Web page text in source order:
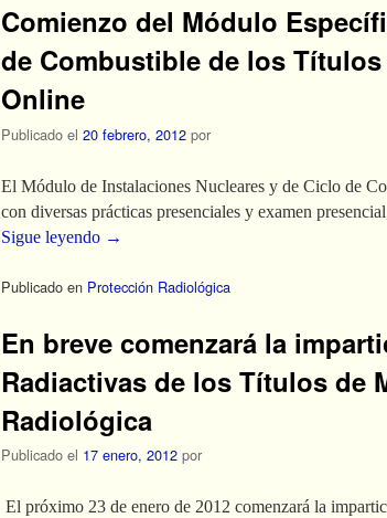
Comienzo del Módulo
de Combustible de los
Online
Publicado el 20 febrero, 2012 por
El Módulo de Instalaciones Nucleares y de Ciclo de
con diversas prácticas presenciales y examen
Sigue leyendo →
Publicado en Protección Radiológica
En breve comenzará la
Radiactivas de los Títulos de
Radiológica
Publicado el 17 enero, 2012 por
El próximo 23 de enero de 2012 comenzará la